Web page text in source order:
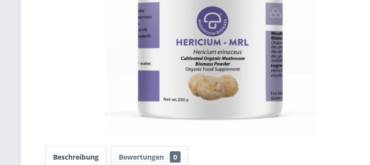
Beschreibung Bewertungen 0